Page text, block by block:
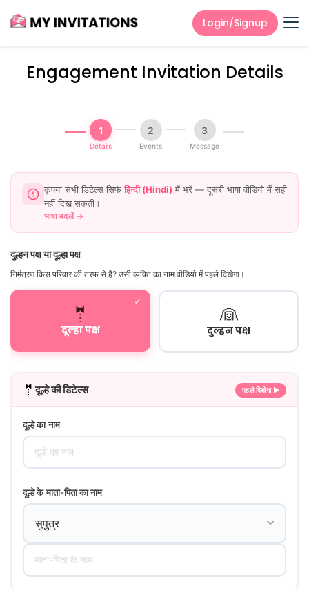
Login/Signup
Engagement Invitation Details
1
Details
2
Events
3
Message
कृपया सभी डिटेल्स सिर्फ हिन्दी (Hindi) में भरें — दूसरी भाषा वीडियो में सही
नहीं दिख सकती।
भाषा बदलें→
दुल्हन पक्ष या दूल्हा पक्ष
निमंत्रण किस परिवार की तरफ से है? उसी व्यक्ति का नाम वीडियो में पहले दिखेगा।
🤵
दूल्हा पक्ष
✓
👰
दुल्हन पक्ष
🤵दूल्हे की डिटेल्स पहले दिखेगा ▶
दूल्हे का नाम
दूल्हे के माता-पिता का नाम